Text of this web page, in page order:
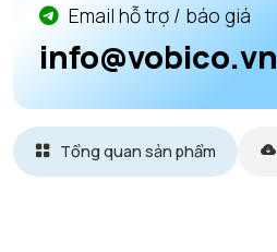
Email hỗ trợ / báo giá
info@vobico.vn
Tổng quan sản phẩm